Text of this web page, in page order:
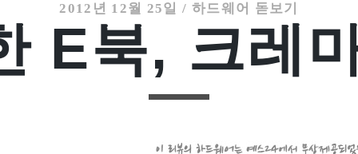
2012년 12월 25일 / 하드웨어 돋보기
E북, 크레